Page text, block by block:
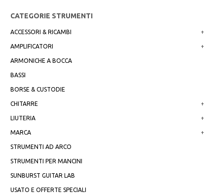
CATEGORIE STRUMENTI
ACCESSORI & RICAMBI +
AMPLIFICATORI +
ARMONICHE A BOCCA
BASSI
BORSE & CUSTODIE
CHITARRE +
LIUTERIA +
MARCA +
STRUMENTI AD ARCO
STRUMENTI PER MANCINI
SUNBURST GUITAR LAB
USATO E OFFERTE SPECIALI